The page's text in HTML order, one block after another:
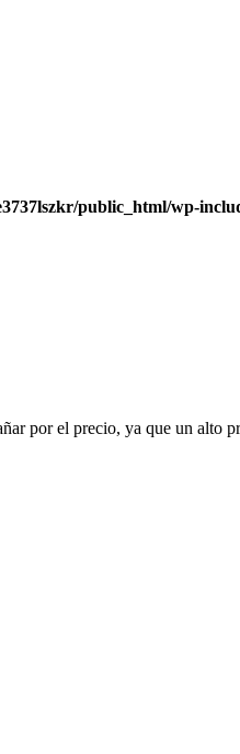
public_html/wp-
por el precio, ya que un alto